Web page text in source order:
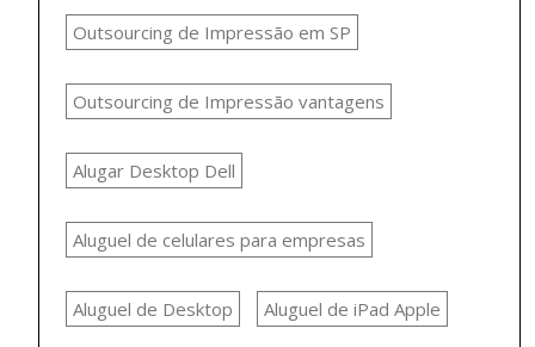
Outsourcing de Impressão em SP
Outsourcing de Impressão vantagens
Alugar Desktop Dell
Aluguel de celulares para empresas
Aluguel de Desktop Aluguel de iPad Apple